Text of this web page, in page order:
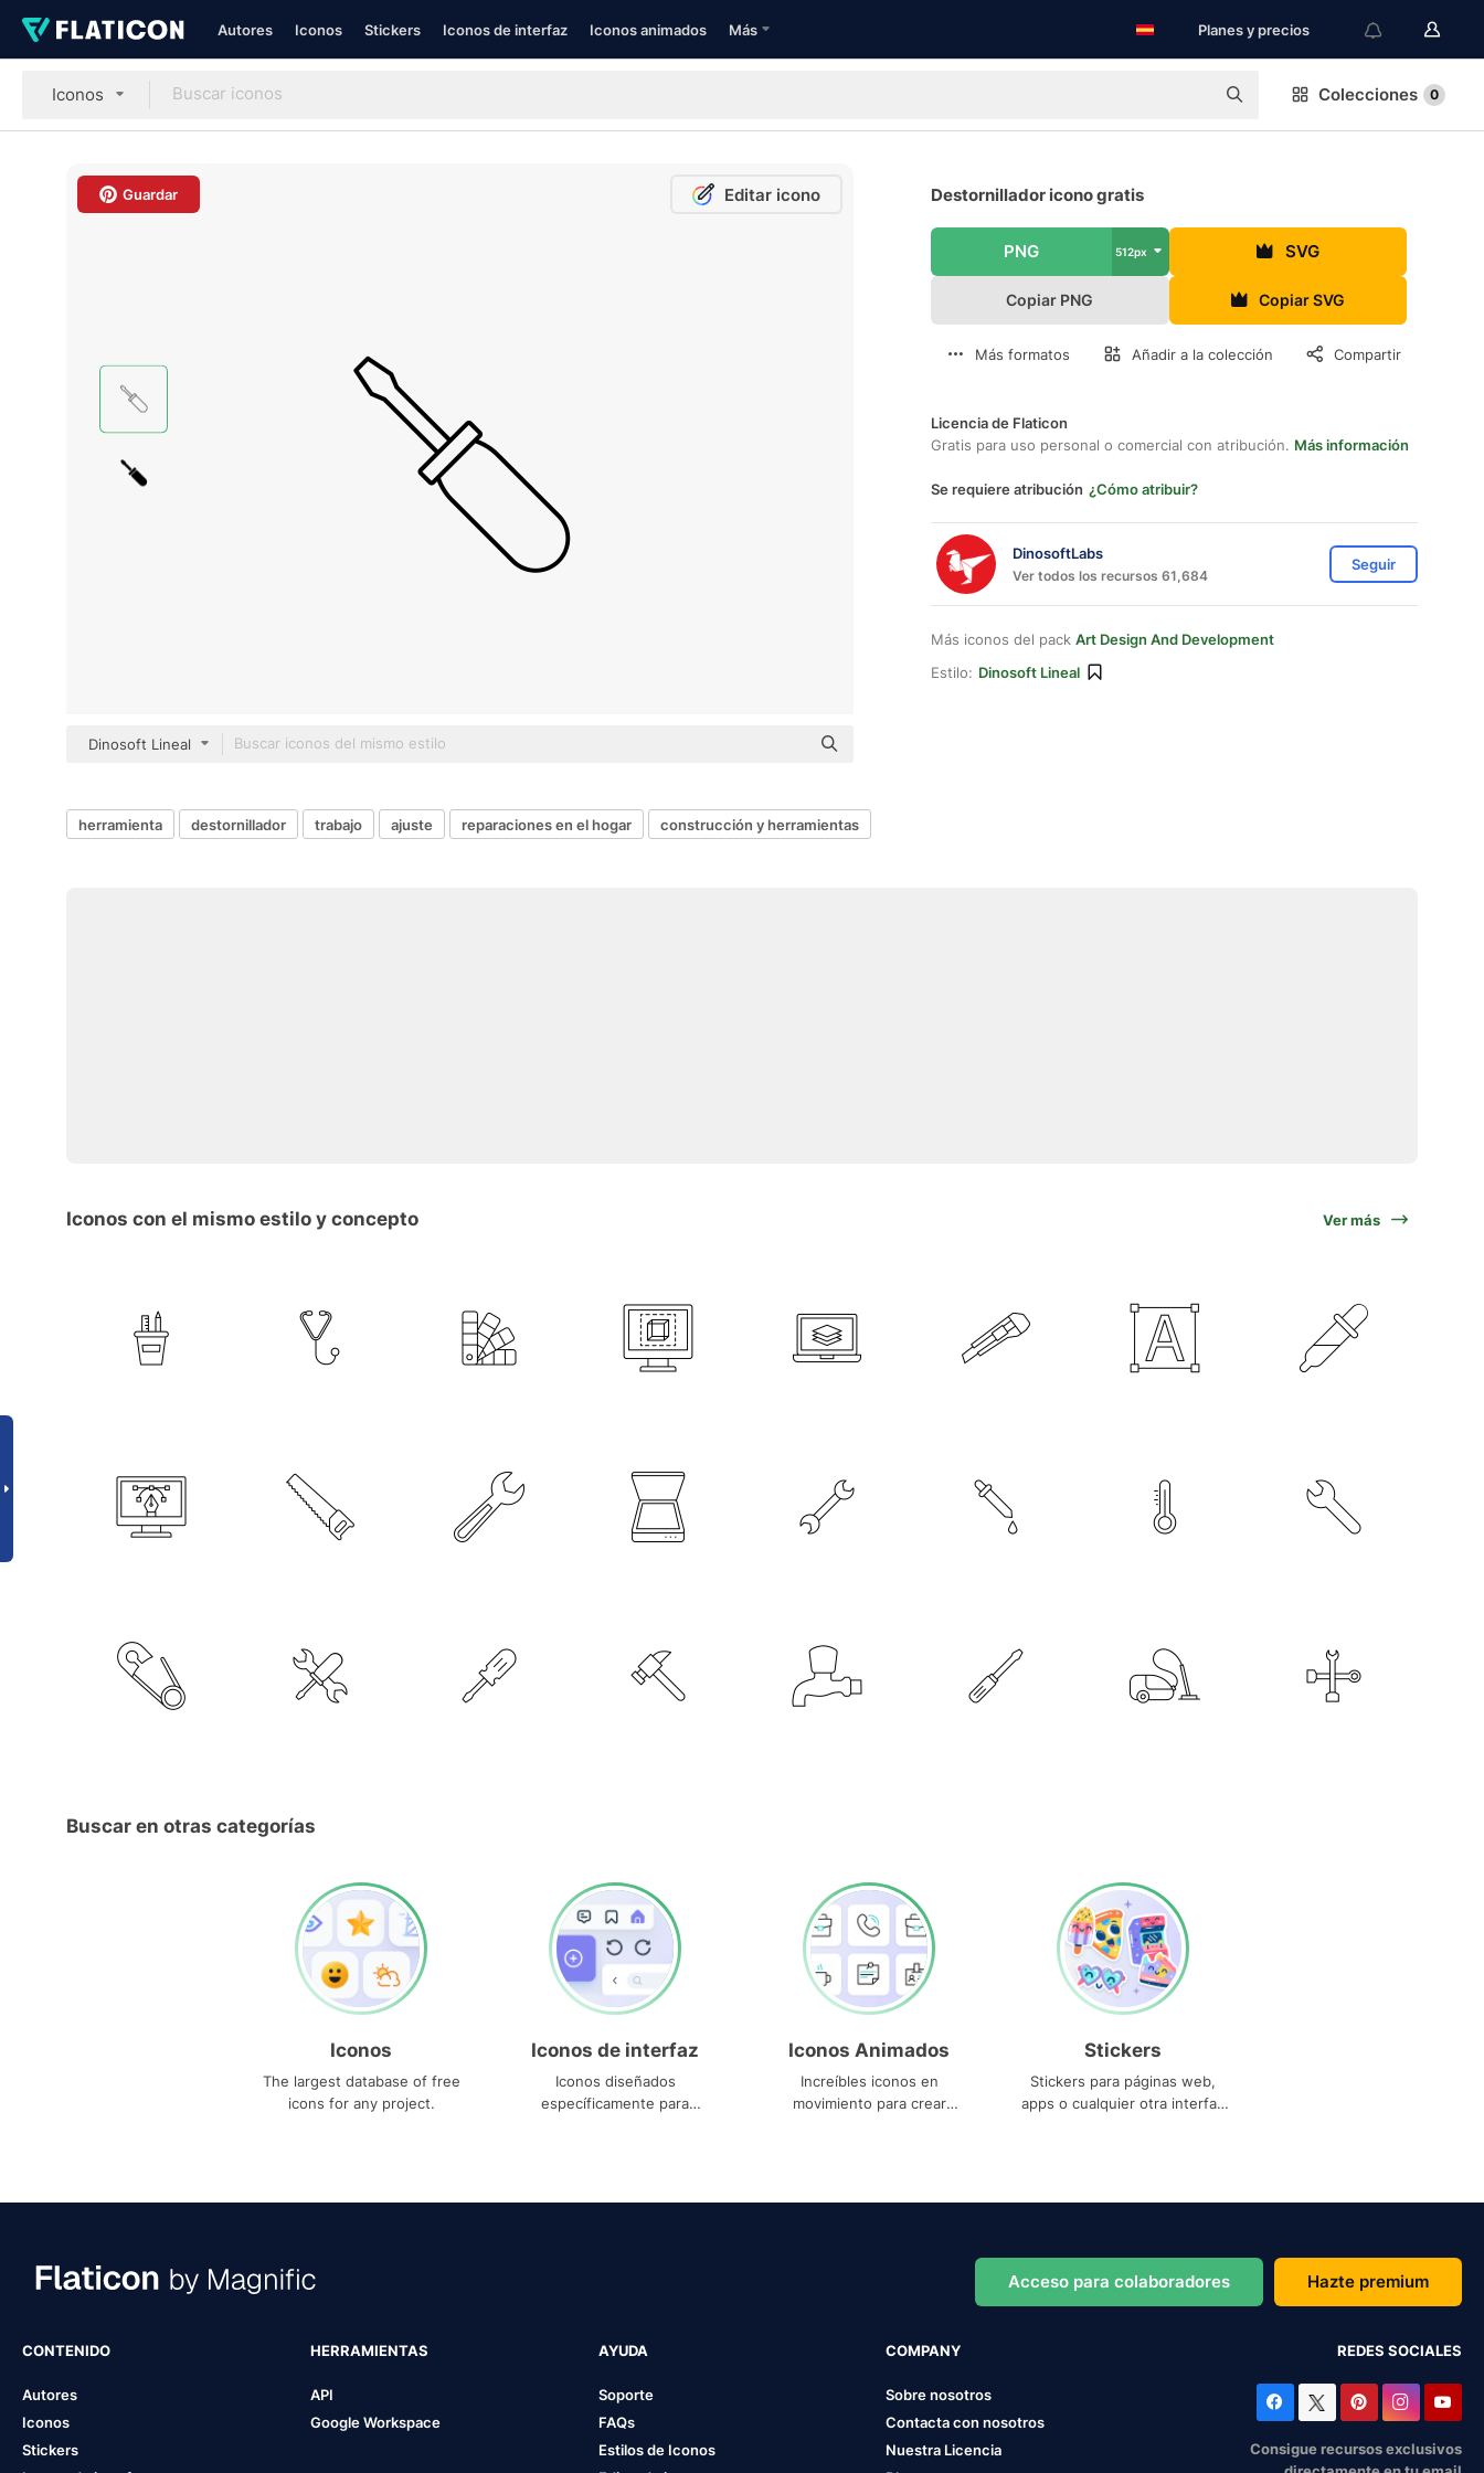
Autores Iconos Stickers Iconos de interfaz Iconos animados Más Planes y precios
Iconos Colecciones 0
Guardar Editar icono
Dinosoft Lineal
Destornillador icono gratis
PNG 512px SVG
Copiar PNG Copiar SVG
Más formatos Añadir a la colección Compartir
Licencia de Flaticon
Gratis para uso personal o comercial con atribución. Más información
Se requiere atribución ¿Cómo atribuir?
DinosoftLabs
Ver todos los recursos 61,684
Seguir
Más iconos del pack Art Design And Development
Estilo: Dinosoft Lineal
herramienta destornillador trabajo ajuste reparaciones en el hogar construcción y herramientas
Iconos con el mismo estilo y concepto Ver más
Buscar en otras categorías
Iconos
The largest database of free
icons for any project.
Iconos de interfaz
Iconos diseñados
específicamente para
Iconos Animados
Increíbles iconos en
movimiento para crear
Stickers
Stickers para páginas web,
apps o cualquier otra interfaz
Acceso para colaboradores Hazte premium
CONTENIDO
Autores
Iconos
Stickers
HERRAMIENTAS
API
Google Workspace
AYUDA
Soporte
FAQs
Estilos de Iconos
COMPANY
Sobre nosotros
Contacta con nosotros
Nuestra Licencia
REDES SOCIALES
Consigue recursos exclusivos